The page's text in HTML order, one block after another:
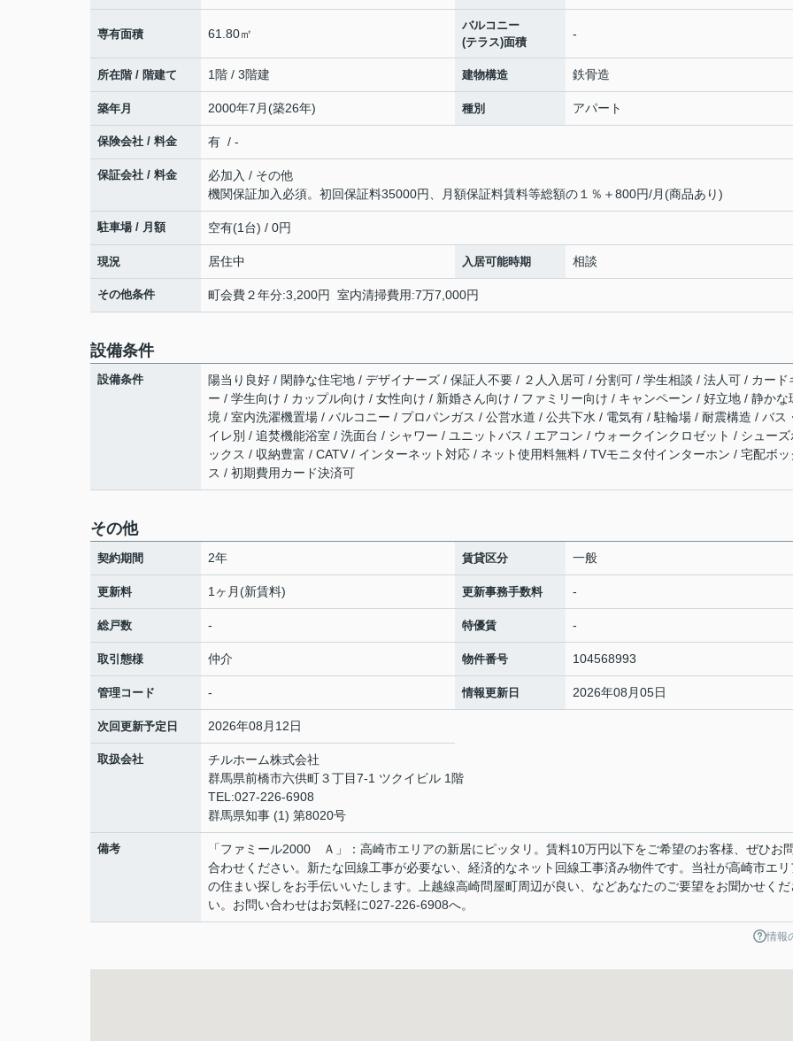
専有面積 61.80㎡
バルコニー
(テラス)面積
-
所在階 / 階建て 1階 / 3階建 建物構造 鉄骨造
築年月 2000年7月(築26年) 種別 アパート
保険会社 / 料金 有 / -
保証会社 / 料金
必加入 / その他
機関保証加入必須。初回保証料35000円、月額保証料賃料等総額の１％＋800円/月(商品あり)
駐車場 / 月額 空有(1台) / 0円
現況 居住中 入居可能時期 相談
その他条件 町会費２年分:3,200円 室内清掃費用:7万7,000円
設備条件
設備条件
陽当り良好 / 閑静な住宅地 / デザイナーズ / 保証人不要 / ２人入居可 / 分割可 / 学生相談 / 法人可 / カード
ー / 学生向け / カップル向け / 女性向け / 新婚さん向け / ファミリー向け / キャンペーン / 好立地 / 静かな
境 / 室内洗濯機置場 / バルコニー / プロパンガス / 公営水道 / 公共下水 / 電気有 / 駐輪場 / 耐震構造 / バス
イレ別 / 追焚機能浴室 / 洗面台 / シャワー / ユニットバス / エアコン / ウォークインクロゼット / シューズ
ックス / 収納豊富 / CATV / インターネット対応 / ネット使用料無料 / TVモニタ付インターホン / 宅配ボッ
ス / 初期費用カード決済可
その他
契約期間 2年 賃貸区分 一般
更新料 1ヶ月(新賃料) 更新事務手数料 -
総戸数 - 特優賃 -
取引態様 仲介 物件番号 104568993
管理コード - 情報更新日 2026年08月05日
次回更新予定日 2026年08月12日
取扱会社
チルホーム株式会社
群馬県前橋市六供町３丁目7-1 ツクイビル 1階
TEL:027-226-6908
群馬県知事 (1) 第8020号
備考
「ファミール2000 Ａ」：高崎市エリアの新居にピッタリ。賃料10万円以下をご希望のお客様、ぜひお
合わせください。新たな回線工事が必要ない、経済的なネット回線工事済み物件です。当社が高崎市エリ
の住まい探しをお手伝いいたします。上越線高崎問屋町周辺が良い、などあなたのご要望をお聞かせくだ
い。お問い合わせはお気軽に027-226-6908へ。
情報